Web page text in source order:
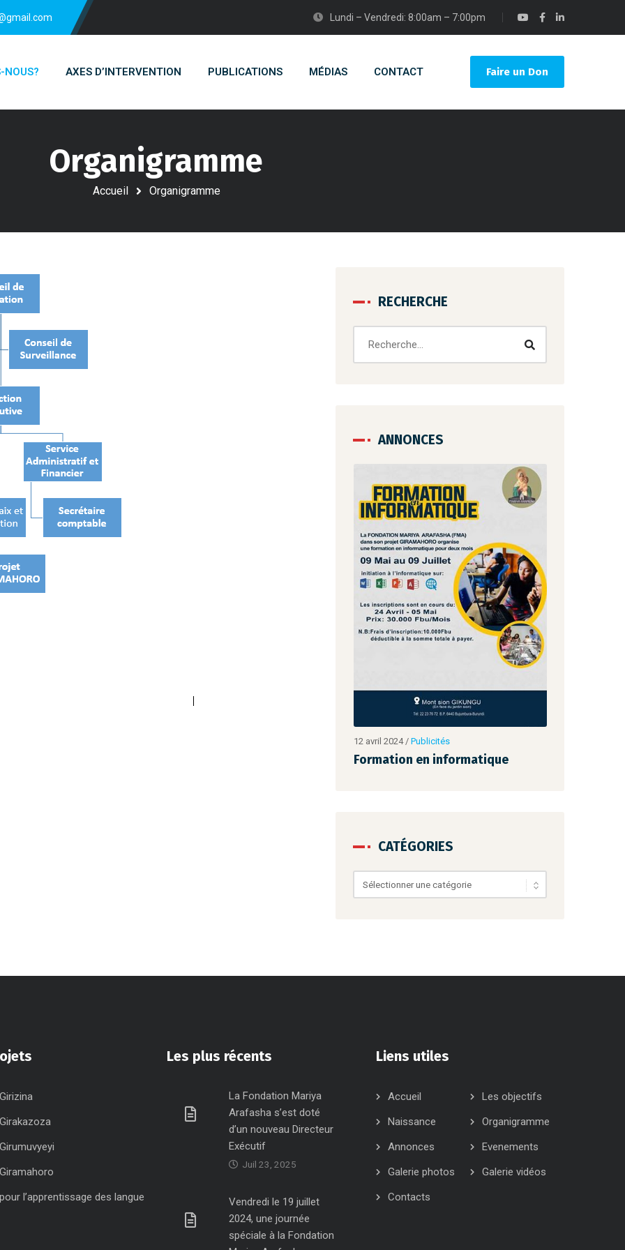
Lundi – Vendredi: 8:00am – 7:00pm
Faire un Don
NOUS? AXES D’INTERVENTION PUBLICATIONS MÉDIAS CONTACT
Organigramme
Accueil Organigramme
RECHERCHE
ANNONCES
12 avril 2024/ Publicités
Formation en informatique
CATÉGORIES
Catégories
l’apprentissage des langue
Les plus récents
La Fondation Mariya
Arafasha s’est doté
d’un nouveau Directeur
Exécutif
Juil 23, 2025
Vendredi le 19 juillet
2024, une journée
spéciale à la Fondation
Liens utiles
Accueil
Les objectifs
Naissance
Organigramme
Annonces
Evenements
Galerie photos
Galerie vidéos
Contacts